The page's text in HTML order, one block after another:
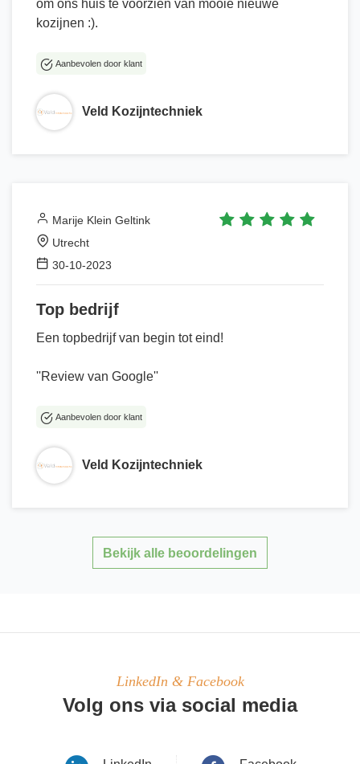
om ons huis te voorzien van mooie nieuwe
kozijnen :).
Veld Kozijntechniek
Aanbevolen door klant
Marije Klein Geltink
Utrecht
30-10-2023
Top bedrijf
Een topbedrijf van begin tot eind!
''Review van Google''
Veld Kozijntechniek
Aanbevolen door klant
Bekijk alle beoordelingen
LinkedIn & Facebook
Volg ons via social media